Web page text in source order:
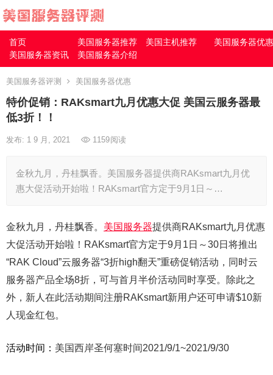
首页 美国服务器推荐 美国主机推荐
美国服务器优惠
美国服务器资讯
美国服务器介绍
美国服务器评测 美国服务器优惠
特价促销：RAKsmart九月优惠大促 美国云服务器最
低3折！！
发布: 1 9 月, 2021 1159阅读
金秋九月，丹桂飘香。美国服务器提供商RAKsmart九月优
惠大促活动开始啦！RAKsmart官方定于9月1日～…
金秋九月，丹桂飘香。 美国服务器提供商RAKsmart九月优惠
大促活动开始啦！RAKsmart官方定于9月1日～30日将推出
“RAK Cloud”云服务器“3折high翻天”重磅促销活动，同时云
服务器产品全场8折，可与首月半价活动同时享受。除此之
外，新人在此活动期间注册RAKsmart新用户还可申请$10新
人现金红包。
活动时间： 美国西岸圣何塞时间2021/9/1~2021/9/30